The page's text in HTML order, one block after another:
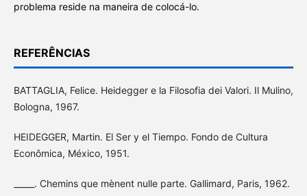
problema reside na maneira de colocá-lo.
REFERÊNCIAS
BATTAGLIA, Felice. Heidegger e la Filosofia dei Valori. Il Mulino,
Bologna, 1967.
HEIDEGGER, Martin. El Ser y el Tiempo. Fondo de Cultura
Econômica, México, 1951.
_____. Chemins que mènent nulle parte. Gallimard, Paris, 1962.